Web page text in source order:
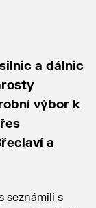
a dálnic
výbor k
a
seznámili s